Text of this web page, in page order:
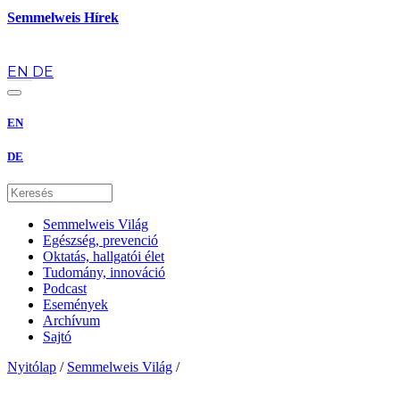
Semmelweis Hírek
EN DE
EN
DE
Semmelweis Világ
Egészség, prevenció
Oktatás, hallgatói élet
Tudomány, innováció
Podcast
Események
Archívum
Sajtó
Nyitólap / Semmelweis Világ /